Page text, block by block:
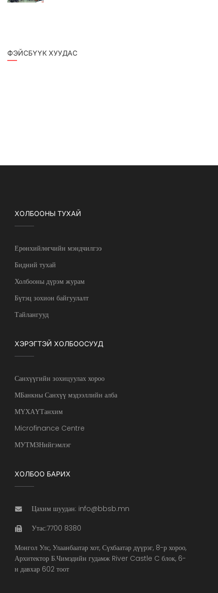
ФЭЙСБҮҮК ХУУДАС
ХОЛБООНЫ ТУХАЙ
Ерөнхийлөгчийн мэндчилгээ
Бидний тухай
Холбооны дүрэм журам
Бүтэц зохион байгуулалт
Тайлангууд
ХЭРЭГТЭЙ ХОЛБООСУУД
Санхүүгийн зохицуулах хороо
МБанкны Санхүү мэдээллийн алба
МҮХАҮТанхим
Microfinance Centre
МУТМЗНийгэмлэг
ХОЛБОО БАРИХ
Цахим шуудан: info@bbsb.mn
Утас:7700 8380
Монгол Улс, Улаанбаатар хот, Сүхбаатар дүүрэг, 8-р хороо,
Архитектор Б.Чимэдийн гудамж River Castle C блок, 6-
н давхар 602 тоот